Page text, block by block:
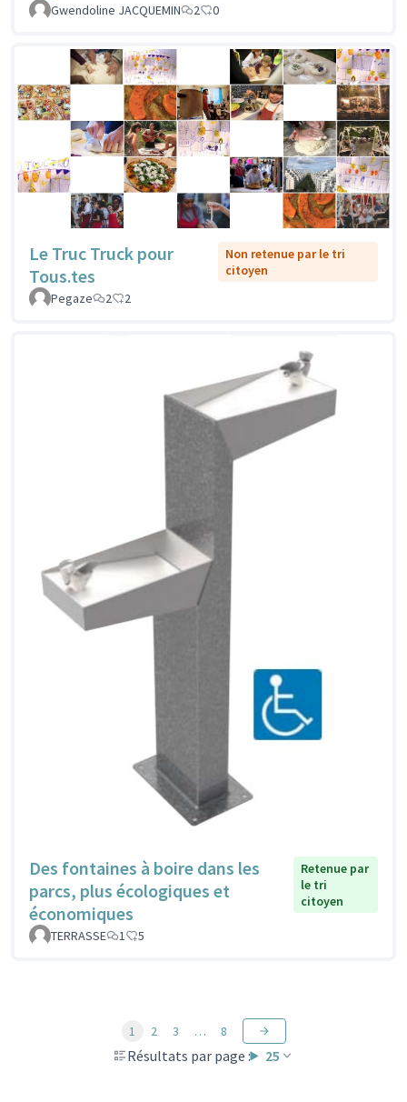
Gwendoline JACQUEMIN 2 0
Le Truc Truck pour
Tous.tes
Non retenue par le tri
citoyen
Pegaze
2 2
Des fontaines à boire dans les
parcs, plus écologiques et
économiques
Retenue par
le tri
citoyen
TERRASSE 1 5
Résultats par page : 25
1 2 3 … 8